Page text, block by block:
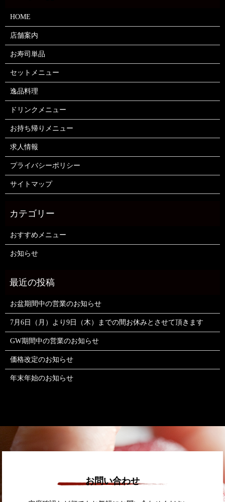
HOME
店舗案内
お寿司単品
セットメニュー
逸品料理
ドリンクメニュー
お持ち帰りメニュー
求人情報
プライバシーポリシー
サイトマップ
おすすめメニュー
お知らせ
お盆期間中の営業のお知らせ
7月6日（月）より9日（木）までの間お休みとさせて頂きます
GW期間中の営業のお知らせ
価格改定のお知らせ
年末年始のお知らせ
お問い合わせ